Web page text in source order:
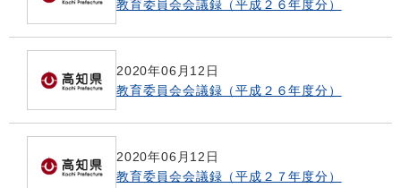
教育委員会会議録（平成２６年度分）
2020年06月12日
教育委員会会議録（平成２６年度分）
2020年06月12日
教育委員会会議録（平成２７年度分）